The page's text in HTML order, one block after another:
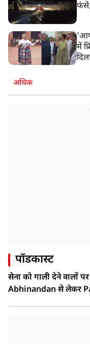
में
अधिक
पॉडकास्ट
सेना को गाली देने वालों
Abhinandan से लेकर